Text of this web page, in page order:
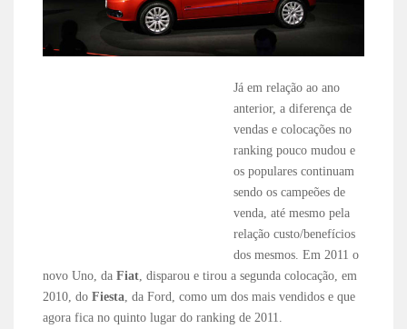
Já em relação ao ano
anterior, a diferença de
vendas e colocações no
ranking pouco mudou e
os populares continuam
sendo os campeões de
venda, até mesmo pela
relação custo/benefícios
dos mesmos. Em 2011 o
novo Uno, daFiat, disparou e tirou a segunda colocação, em
2010, doFiesta, da Ford, como um dos mais vendidos e que
agora fica no quinto lugar do ranking de 2011.